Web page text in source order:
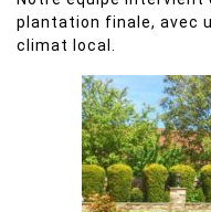
plantation finale, avec
climat local.